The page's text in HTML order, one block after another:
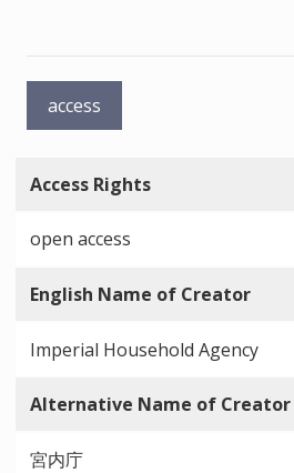
access
Access Rights
open access
English Name of Creator
Imperial Household Agency
Alternative Name of Creator
宮内庁